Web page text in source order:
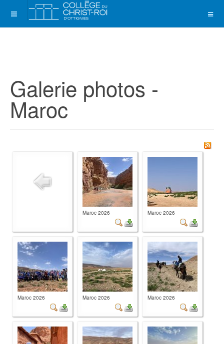
Galerie photos -
Maroc
Maroc 2026 Maroc 2026
Maroc 2026 Maroc 2026 Maroc 2026